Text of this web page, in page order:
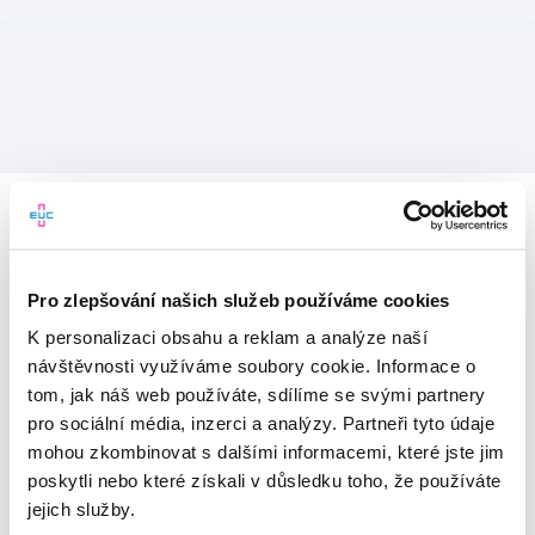
Pro zlepšování našich služeb používáme cookies
K personalizaci obsahu a reklam a analýze naší
návštěvnosti využíváme soubory cookie. Informace o
tom, jak náš web používáte, sdílíme se svými partnery
pro sociální média, inzerci a analýzy. Partneři tyto údaje
mohou zkombinovat s dalšími informacemi, které jste jim
poskytli nebo které získali v důsledku toho, že používáte
jejich služby.
Vítejte v mojeEUC